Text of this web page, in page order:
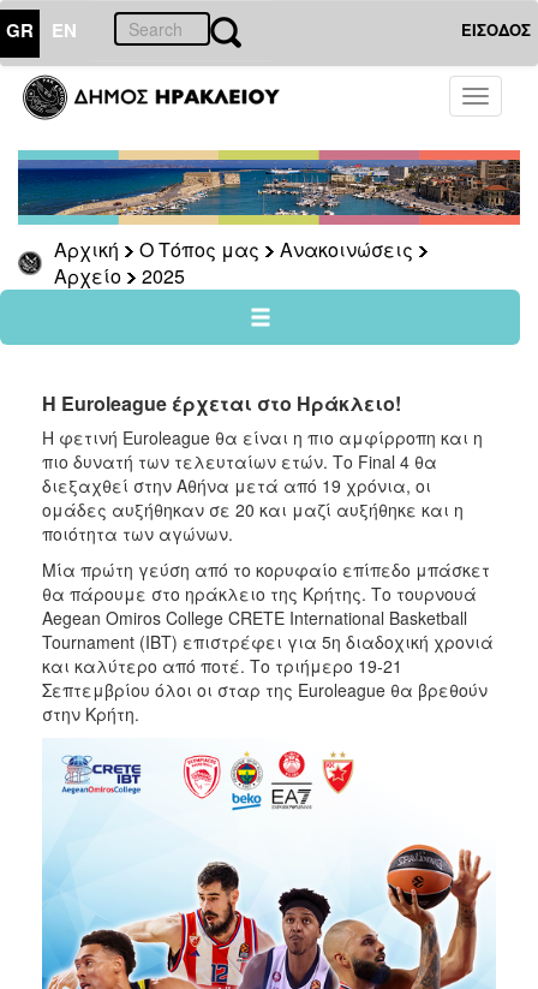
GR EN ΕΙΣΟΔΟΣ
Toggle
Αρχική Ο Τόπος μας
Ανακοινώσεις
Αρχείο
2025
ΤΟΠΟΣ
ΜΑΣ
Ανακοινώσεις
Αρχείο
2026
2025
2021
2020
2019
2018
2017
2016
2015
2012
2011
ΔΗΜΟΣ
ΠΟΛΙΤΙΣΜΟΣ
ΑΝΘΕΚΤΙΚΗ
ΠΟΛΗ
Η Euroleague έρχεται στο Ηράκλειο!
Η φετινή Euroleague θα είναι η πιο αμφίρροπη και η
πιο δυνατή των τελευταίων ετών. Το Final 4 θα
διεξαχθεί στην Αθήνα μετά από 19 χρόνια, οι
ομάδες αυξήθηκαν σε 20 και μαζί αυξήθηκε και η
ποιότητα των αγώνων.
Μία πρώτη γεύση από το κορυφαίο επίπεδο μπάσκετ
θα πάρουμε στο ηράκλειο της Κρήτης. Το τουρνουά
Aegean Omiros College CRETE International Basketball
Tournament (IBT) επιστρέφει για 5η διαδοχική χρονιά
και καλύτερο από ποτέ. Το τριήμερο 19-21
Σεπτεμβρίου όλοι οι σταρ της Euroleague θα βρεθούν
στην Κρήτη.